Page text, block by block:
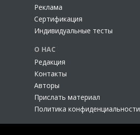
Реклама
Сертификация
Индивидуальные тесты
О НАС
Редакция
Контакты
Авторы
Прислать материал
Политика конфиденциальности